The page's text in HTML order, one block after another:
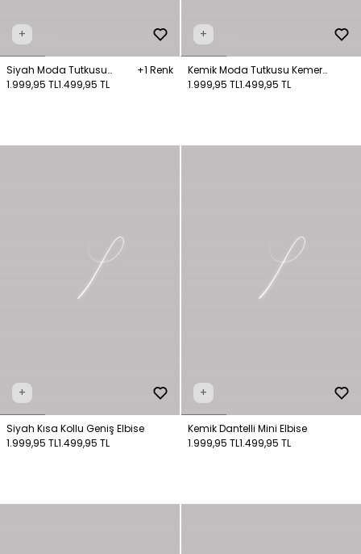
+
Siyah Moda Tutkusu
Jakar Örme Elbise
+1 Renk
1.999,95 TL1.499,95 TL
+
Kemik Moda Tutkusu Kemer
Detaylı Gömlek Elbise
1.999,95 TL1.499,95 TL
+
Siyah Kısa Kollu Geniş Elbise
1.999,95 TL1.499,95 TL
+
Kemik Dantelli Mini Elbise
1.999,95 TL1.499,95 TL